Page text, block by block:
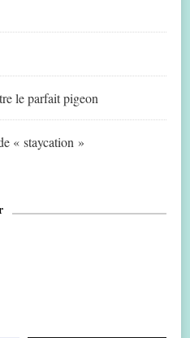
le parfait pigeon
« staycation »